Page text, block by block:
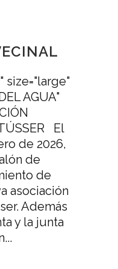
size="large"
AGUA"
El
de 2026,
de
de
asociación
Además
y la junta